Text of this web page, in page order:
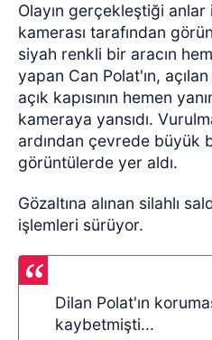
Olayın gerçekleştiği
kamerası tarafından
siyah renkli bir aracın
yapan Can Polat'ın,
açık kapısının hemen
kameraya yansıdı.
ardından çevrede büyük
görüntülerde yer aldı.
Gözaltına alınan silahlı
işlemleri sürüyor.
Dilan Polat'ın
kaybetmişti...